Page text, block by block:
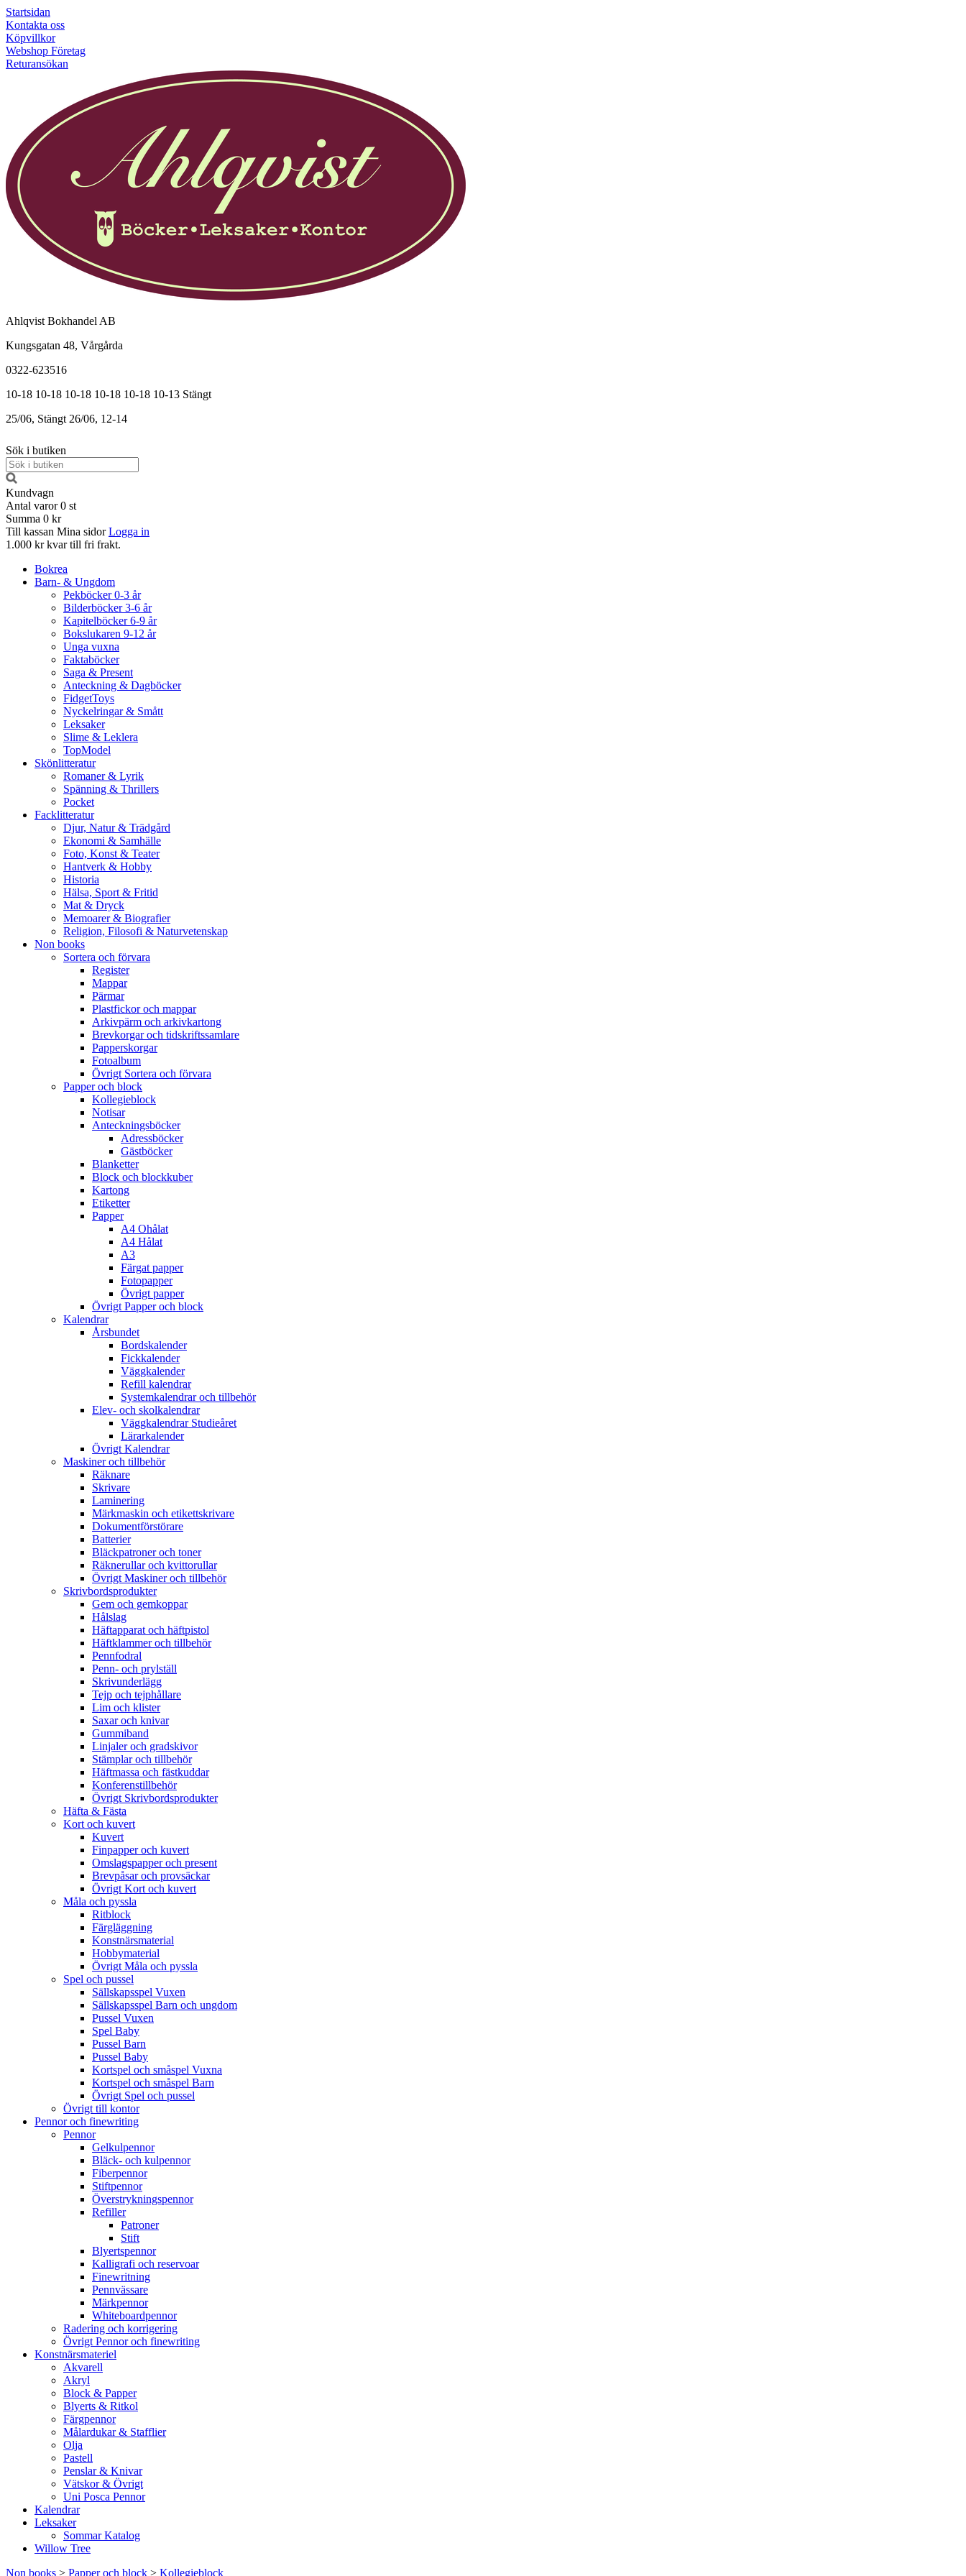
Startsidan
Kontakta oss
Köpvillkor
Webshop Företag
Returansökan
Ahlqvist Bokhandel AB
Kungsgatan 48, Vårgårda
0322-623516
10-18 10-18 10-18 10-18 10-18 10-13 Stängt
25/06, Stängt 26/06, 12-14
Sök i butiken
Kundvagn
Antal varor 0 st
Summa 0 kr
Till kassan Mina sidor Logga in
1.000 kr kvar till fri frakt.
Bokrea
Barn- & Ungdom
Pekböcker 0-3 år
Bilderböcker 3-6 år
Kapitelböcker 6-9 år
Bokslukaren 9-12 år
Unga vuxna
Faktaböcker
Saga & Present
Anteckning & Dagböcker
FidgetToys
Nyckelringar & Smått
Leksaker
Slime & Leklera
TopModel
Skönlitteratur
Romaner & Lyrik
Spänning & Thrillers
Pocket
Facklitteratur
Djur, Natur & Trädgård
Ekonomi & Samhälle
Foto, Konst & Teater
Hantverk & Hobby
Historia
Hälsa, Sport & Fritid
Mat & Dryck
Memoarer & Biografier
Religion, Filosofi & Naturvetenskap
Non books
Sortera och förvara
Register
Mappar
Pärmar
Plastfickor och mappar
Arkivpärm och arkivkartong
Brevkorgar och tidskriftssamlare
Papperskorgar
Fotoalbum
Övrigt Sortera och förvara
Papper och block
Kollegieblock
Notisar
Anteckningsböcker
Adressböcker
Gästböcker
Blanketter
Block och blockkuber
Kartong
Etiketter
Papper
A4 Ohålat
A4 Hålat
A3
Färgat papper
Fotopapper
Övrigt papper
Övrigt Papper och block
Kalendrar
Årsbundet
Bordskalender
Fickkalender
Väggkalender
Refill kalendrar
Systemkalendrar och tillbehör
Elev- och skolkalendrar
Väggkalendrar Studieåret
Lärarkalender
Övrigt Kalendrar
Maskiner och tillbehör
Räknare
Skrivare
Laminering
Märkmaskin och etikettskrivare
Dokumentförstörare
Batterier
Bläckpatroner och toner
Räknerullar och kvittorullar
Övrigt Maskiner och tillbehör
Skrivbordsprodukter
Gem och gemkoppar
Hålslag
Häftapparat och häftpistol
Häftklammer och tillbehör
Pennfodral
Penn- och prylställ
Skrivunderlägg
Tejp och tejphållare
Lim och klister
Saxar och knivar
Gummiband
Linjaler och gradskivor
Stämplar och tillbehör
Häftmassa och fästkuddar
Konferenstillbehör
Övrigt Skrivbordsprodukter
Häfta & Fästa
Kort och kuvert
Kuvert
Finpapper och kuvert
Omslagspapper och present
Brevpåsar och provsäckar
Övrigt Kort och kuvert
Måla och pyssla
Ritblock
Färgläggning
Konstnärsmaterial
Hobbymaterial
Övrigt Måla och pyssla
Spel och pussel
Sällskapsspel Vuxen
Sällskapsspel Barn och ungdom
Pussel Vuxen
Spel Baby
Pussel Barn
Pussel Baby
Kortspel och småspel Vuxna
Kortspel och småspel Barn
Övrigt Spel och pussel
Övrigt till kontor
Pennor och finewriting
Pennor
Gelkulpennor
Bläck- och kulpennor
Fiberpennor
Stiftpennor
Överstrykningspennor
Refiller
Patroner
Stift
Blyertspennor
Kalligrafi och reservoar
Finewritning
Pennvässare
Märkpennor
Whiteboardpennor
Radering och korrigering
Övrigt Pennor och finewriting
Konstnärsmateriel
Akvarell
Akryl
Block & Papper
Blyerts & Ritkol
Färgpennor
Målardukar & Stafflier
Olja
Pastell
Penslar & Knivar
Vätskor & Övrigt
Uni Posca Pennor
Kalendrar
Leksaker
Sommar Katalog
Willow Tree
Non books > Papper och block > Kollegieblock